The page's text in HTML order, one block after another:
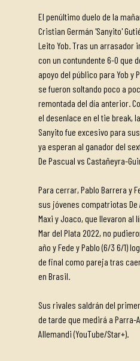
El penúltimo duelo de la
Cristian Germán 'Sanyito'
Leito Yob. Tras un arrasador
con un contundente 6-0 que
apoyo del público para Yob y
se fueron soltando poco a
remontada del día anterior.
el desenlace en el tie break,
Sanyito fue excesivo para
ya esperan al ganador del
De Pascual vs Castañeyra-
Para cerrar, Pablo Barrera y
sus jóvenes compatriotas De
Maxi y Joaco, que llevaron al
Mar del Plata 2022, no
año y Fede y Pablo (6/3 6/1)
de final como pareja tras
en Brasil.
Sus rivales saldrán del
de tarde que medirá a
Allemandi (YouTube/Star+).